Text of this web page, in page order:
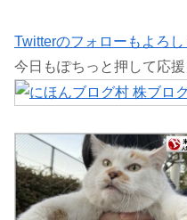
Twitterのフォローもよろし
今日もぽちっと押して応